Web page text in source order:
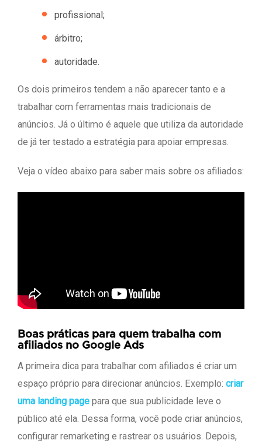
profissional;
árbitro;
autoridade.
Os dois primeiros tendem a não aparecer tanto e a
trabalhar com ferramentas mais tradicionais de
anúncios. Já o último é aquele que utiliza da autoridade
de já ter testado a estratégia para apoiar empresas.
Veja o vídeo abaixo para saber mais sobre os afiliados:
Boas práticas para quem trabalha com
afiliados no Google Ads
A primeira dica para trabalhar com afiliados é criar um
espaço próprio para direcionar anúncios. Exemplo: criar
uma landing page para que sua publicidade leve o
público até ela. Dessa forma, você pode criar anúncios,
configurar remarketing e rastrear os usuários. Depois,